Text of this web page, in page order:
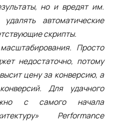
но и вредят им.
автоматические
скрипты.
Просто
недостаточно, потому
цену за конверсию, а
Для удачного
с самого начала
Performance